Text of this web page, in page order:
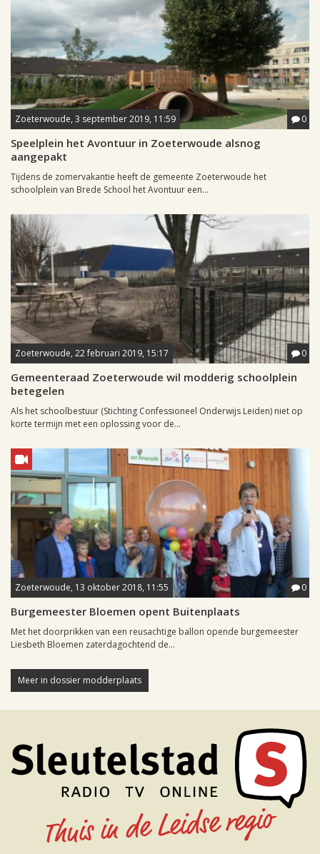
Zoeterwoude, 3 september 2019, 11:59 0
Speelplein het Avontuur in Zoeterwoude alsnog
aangepakt
Tijdens de zomervakantie heeft de gemeente Zoeterwoude het
schoolplein van Brede School het Avontuur een...
Zoeterwoude, 22 februari 2019, 15:17 0
Gemeenteraad Zoeterwoude wil modderig schoolplein
betegelen
Als het schoolbestuur (Stichting Confessioneel Onderwijs Leiden) niet op
korte termijn met een oplossing voor de...
Zoeterwoude, 13 oktober 2018, 11:55 0
Burgemeester Bloemen opent Buitenplaats
Met het doorprikken van een reusachtige ballon opende burgemeester
Liesbeth Bloemen zaterdagochtend de...
Meer in dossier modderplaats